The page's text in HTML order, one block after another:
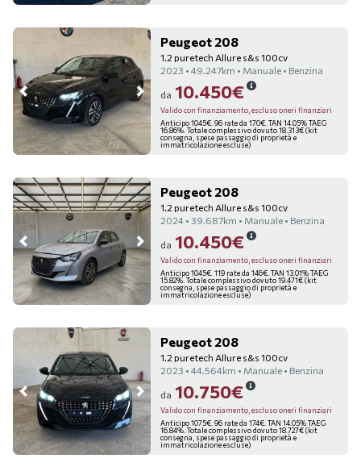
Peugeot 208
1.2 puretech Allure s&s 100cv
2023 • 49.247km • Manuale • Benzina
da 10.450€
Valido con finanziamento, escluso oneri finanziari
Anticipo 1045€. 96 rate da 170€. TAN 14.05% TAEG
16.86%. Totale complessivo dovuto 18.313€ (kit
consegna, spese passaggio di proprietà e
immatricolazione escluse)
Peugeot 208
1.2 puretech Allure s&s 100cv
2024 • 39.687km • Manuale • Benzina
da 10.450€
Valido con finanziamento, escluso oneri finanziari
Anticipo 1045€. 119 rate da 146€. TAN 13.01% TAEG
15.82%. Totale complessivo dovuto 19.471€ (kit
consegna, spese passaggio di proprietà e
immatricolazione escluse)
Peugeot 208
1.2 puretech Allure s&s 100cv
2023 • 44.564km • Manuale • Benzina
da 10.750€
Valido con finanziamento, escluso oneri finanziari
Anticipo 1075€. 96 rate da 174€. TAN 14.05% TAEG
16.84%. Totale complessivo dovuto 18.727€ (kit
consegna, spese passaggio di proprietà e
immatricolazione escluse)